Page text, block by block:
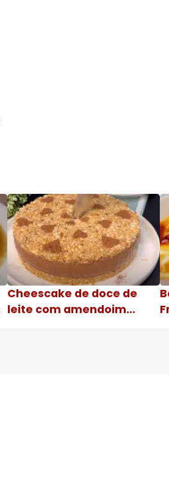
Cheescake de doce de
leite com amendoim